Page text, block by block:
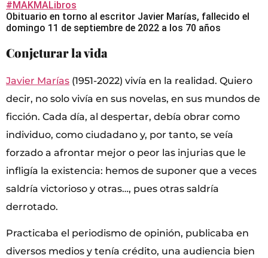
#MAKMALibros
Obituario en torno al escritor Javier Marías, fallecido el
domingo 11 de septiembre de 2022 a los 70 años
Conjeturar la vida
Javier Marías (1951-2022) vivía en la realidad. Quiero
decir, no solo vivía en sus novelas, en sus mundos de
ficción. Cada día, al despertar, debía obrar como
individuo, como ciudadano y, por tanto, se veía
forzado a afrontar mejor o peor las injurias que le
infligía la existencia: hemos de suponer que a veces
saldría victorioso y otras…, pues otras saldría
derrotado.
Practicaba el periodismo de opinión, publicaba en
diversos medios y tenía crédito, una audiencia bien